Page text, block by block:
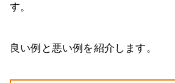
す。
良い例と悪い例を紹介します。